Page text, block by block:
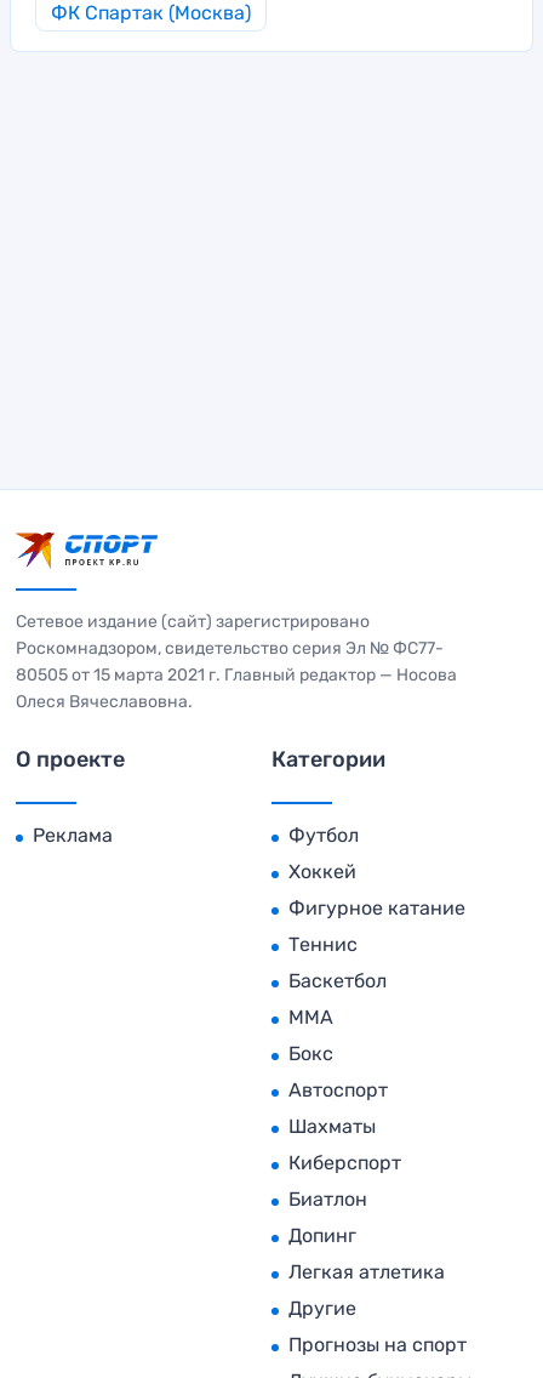
ФК Спартак (Москва)
Сетевое издание (сайт) зарегистрировано
Роскомнадзором, свидетельство серия Эл № ФС77-
80505 от 15 марта 2021 г. Главный редактор — Носова
Олеся Вячеславовна.
О проекте
Реклама
Категории
Футбол
Хоккей
Фигурное катание
Теннис
Баскетбол
MMA
Бокс
Автоспорт
Шахматы
Киберспорт
Биатлон
Допинг
Легкая атлетика
Другие
Прогнозы на спорт